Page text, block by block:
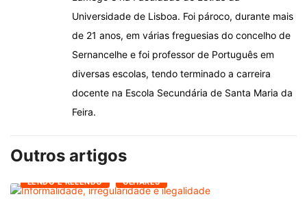
Universidade de Lisboa. Foi pároco, durante mais
de 21 anos, em várias freguesias do concelho de
Sernancelhe e foi professor de Português em
diversas escolas, tendo terminado a carreira
docente na Escola Secundária de Santa Maria da
Feira.
Outros artigos
LENDO E RELENDO OLHARES